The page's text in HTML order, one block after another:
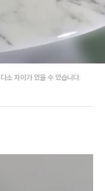
소 차이가 있을 수 있습니다.